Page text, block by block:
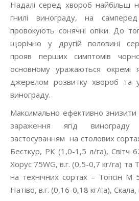
Надалі серед хвороб найбільш
гнилі винограду, на
провокують сонячні опіки. До
щорічно у другій половині
прояв перших симптомів
основному уражаються окремі
джерелом розвитку хвороб та
винограду.
Максимально ефективно знизити
зараження ягід
застосуванням на столових
Бесткур, РК (1,0-1,5 л/га), Світч
Хорус 75WG, в.г. (0,5-0,7 кг/га) та
на технічних сортах – Топсін М
Натіво, в.г. (0,16-0,18 кг/га), Скала,